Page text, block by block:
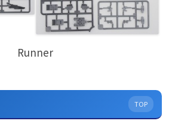
Runner
TOP